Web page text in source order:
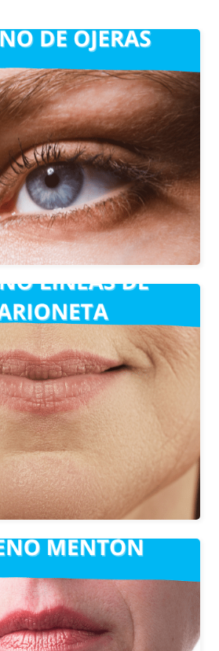
indicado para la
del volumen de la zona y
de la ojera.
indicado para las arrugas
a la altura de la comisura
y que dibujan una línea
hacia ambos lados de la
así, las mismas.
que proporciona elevación